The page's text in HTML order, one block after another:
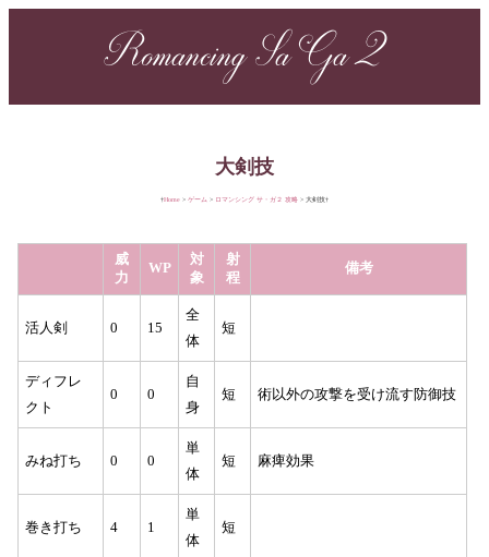
Romancing Sa Ga 2
大剣技
Home ゲーム ロマンシング サ・ガ２ 攻略 大剣技
威
力
WP
対
象
射
程
備考
活人剣 0 15
全
体
短
ディフレ
クト
0 0
自
身
短 術以外の攻撃を受け流す防御技
みね打ち 0 0
単
体
短 麻痺効果
巻き打ち 4 1
単
体
短